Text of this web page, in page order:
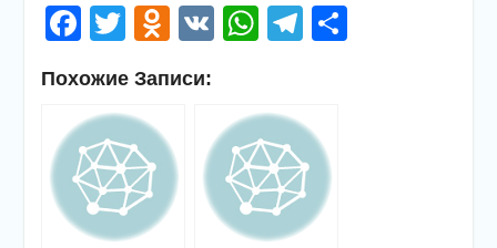
Facebook
Twitter
Odnoklassniki
VKWhatsApp
Telegram
Похожие Записи: